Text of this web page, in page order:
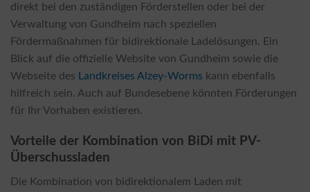
direkt bei den zuständigen Förderstellen oder bei der
Verwaltung von Gundheim nach speziellen
Fördermaßnahmen für bidirektionale Ladelösungen. Ein
Blick auf die offizielle Website von Gundheim sowie die
Webseite des Landkreises Alzey-Worms kann ebenfalls
hilfreich sein. Auch auf Bundesebene könnten Förderungen
für Ihr Vorhaben existieren.
Vorteile der Kombination von BiDi mit PV-
Überschussladen
Die Kombination von bidirektionalem Laden mit